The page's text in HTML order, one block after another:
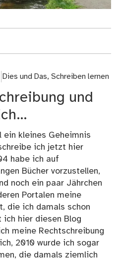
Dies und Das, Schreiben lernen
und
kleines Geheimnis
ich jetzt hier
habe ich auf
Bücher vorzustellen,
noch ein paar Jährchen
Portalen meine
die ich damals schon
ich hier diesen Blog
meine Rechtschreibung
2010 wurde ich sogar
die damals ziemlich